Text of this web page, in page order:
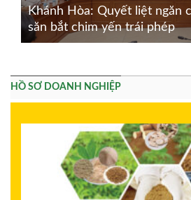
Khánh Hòa: Quyết liệt ngăn
săn bắt chim yến trái phép
HỒ SƠ DOANH NGHIỆP